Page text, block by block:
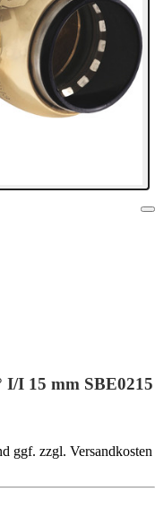
I/I 15 mm SBE0215
ggf. zzgl. Versandkosten